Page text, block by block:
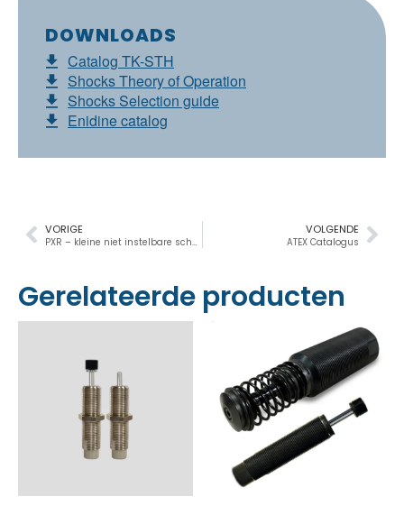
DOWNLOADS
Catalog TK-STH
Shocks Theory of Operation
Shocks Selection guide
Enidine catalog
VOLGENDE
ATEX Catalogus
VORIGE
Gerelateerde producten